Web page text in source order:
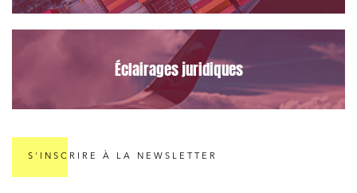
Éclairages juridiques
S'INSCRIRE À LA NEWSLETTER